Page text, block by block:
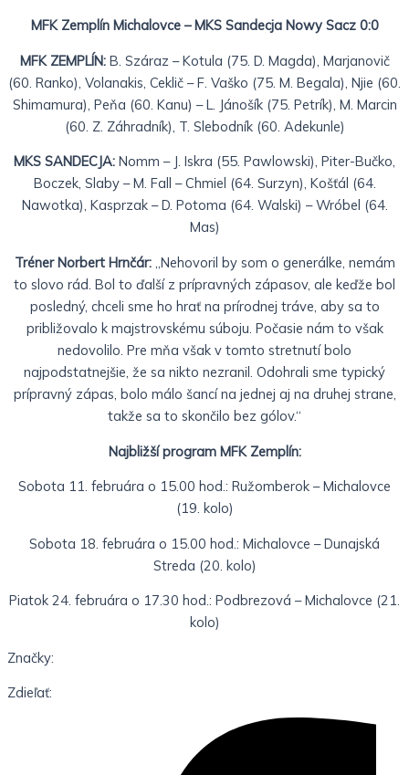
MFK Zemplín Michalovce – MKS Sandecja Nowy Sacz 0:0
MFK ZEMPLÍN:B. Száraz – Kotula (75. D. Magda), Marjanovič
(60. Ranko), Volanakis, Ceklič – F. Vaško (75. M. Begala), Njie (60.
Shimamura), Peňa (60. Kanu) – L. Jánošík (75. Petrík), M. Marcin
(60. Z. Záhradník), T. Slebodník (60. Adekunle)
MKS SANDECJA: Nomm – J. Iskra (55. Pawlowski), Piter-Bučko,
Boczek, Slaby – M. Fall – Chmiel (64. Surzyn), Košťál (64.
Nawotka), Kasprzak – D. Potoma (64. Walski) – Wróbel (64.
Mas)
Tréner Norbert Hrnčár:„Nehovoril by som o generálke, nemám
to slovo rád. Bol to ďalší z prípravných zápasov, ale keďže bol
posledný, chceli sme ho hrať na prírodnej tráve, aby sa to
približovalo k majstrovskému súboju. Počasie nám to však
nedovolilo. Pre mňa však v tomto stretnutí bolo
najpodstatnejšie, že sa nikto nezranil. Odohrali sme typický
prípravný zápas, bolo málo šancí na jednej aj na druhej strane,
takže sa to skončilo bez gólov.“
Najbližší program MFK Zemplín:
Sobota 11. februára o 15.00 hod.: Ružomberok – Michalovce
(19. kolo)
Sobota 18. februára o 15.00 hod.: Michalovce – Dunajská
Streda (20. kolo)
Piatok 24. februára o 17.30 hod.: Podbrezová – Michalovce (21.
kolo)
Značky:
Zdieľať: